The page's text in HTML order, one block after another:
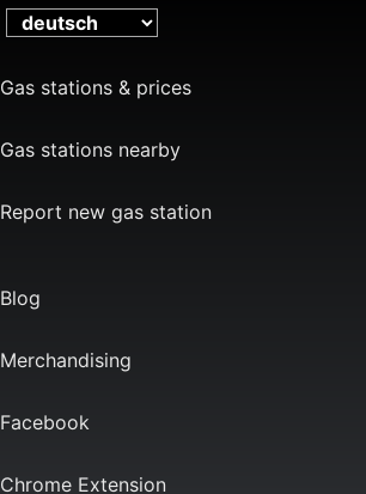
Gas stations & prices
Gas stations nearby
Report new gas station
Blog
Merchandising
Facebook
Chrome Extension